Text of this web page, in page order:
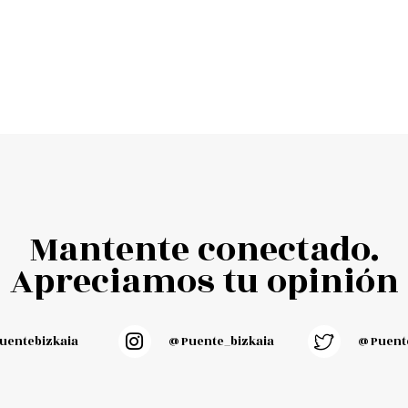
Mantente conectado.
Apreciamos tu opinión
@puente_bizkaia